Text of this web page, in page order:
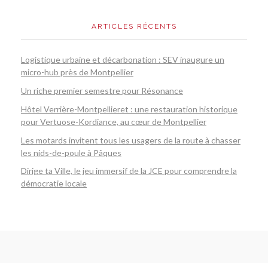
ARTICLES RÉCENTS
Logistique urbaine et décarbonation : SEV inaugure un
micro-hub près de Montpellier
Un riche premier semestre pour Résonance
Hôtel Verrière-Montpellieret : une restauration historique
pour Vertuose-Kordiance, au cœur de Montpellier
Les motards invitent tous les usagers de la route à chasser
les nids-de-poule à Pâques
Dirige ta Ville, le jeu immersif de la JCE pour comprendre la
démocratie locale